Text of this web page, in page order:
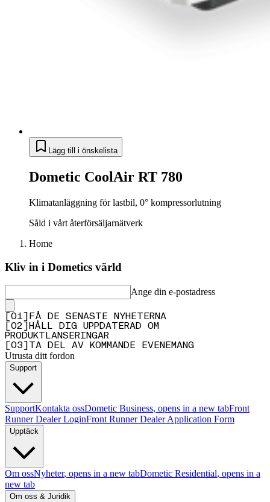
Lägg till i önskelista
Dometic CoolAir RT 780
Klimatanläggning för lastbil, 0° kompressorlutning
Såld i vårt återförsäljarnätverk
Home
Kliv in i Dometics värld
Ange din e-postadress
01
FÅ DE SENASTE NYHETERNA
02
HÅLL DIG UPPDATERAD OM
PRODUKTLANSERINGAR
03 TA DEL AV KOMMANDE EVENEMANG
Utrusta ditt fordon
Support
SupportKontakta ossDometic Business, opens in a new tabFront
Runner Dealer LoginFront Runner Dealer Application Form
Upptäck
Om ossNyheter, opens in a new tabDometic Residential, opens in a
new tab
Om oss & Juridik